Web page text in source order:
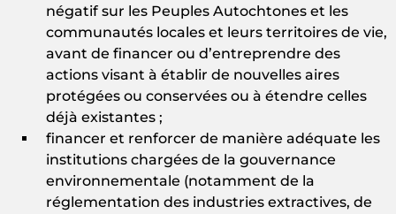
négatif sur les Peuples Autochtones et les
communautés locales et leurs territoires de vie,
avant de financer ou d’entreprendre des
actions visant à établir de nouvelles aires
protégées ou conservées ou à étendre celles
déjà existantes ;
financer et renforcer de manière adéquate les
institutions chargées de la gouvernance
environnementale (notamment de la
réglementation des industries extractives, de